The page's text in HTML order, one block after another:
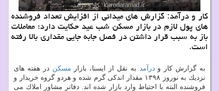
كار و درآمد: گزارش های میدانی از افزایش تعداد فروشنده
های پول لازم در بازار مسكن شب عید حكایت دارد؛ معاملات
باز به سبب قرار داشتن در فصل جابه جایی مقداری بالا رفته
است.
به گزارش كار ودرآمد به نقل از ایسنا، بازار مسكن در هفته های
نزدیك به نوروز ۱۳۹۸ مقدار اندكی گرم شده و هردو گروه خریدار و
فروشنده البته با احتیاط وارد بازار شده اند. دفاتر مشاور املاك می